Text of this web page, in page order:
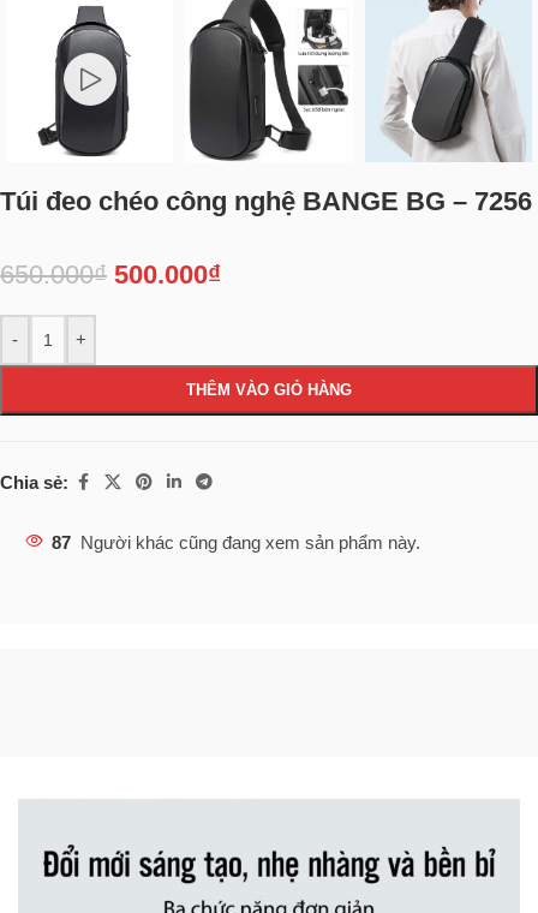
Túi đeo chéo công nghệ BANGE BG – 7256
650.000₫ 500.000₫
- +
THÊM VÀO GIỎ HÀNG
Chia sẻ:
87 Người khác cũng đang xem sản phẩm này.